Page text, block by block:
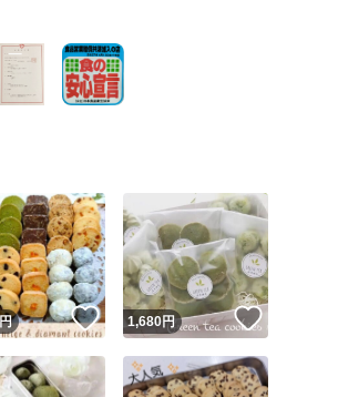
円 いいね！
1,680円